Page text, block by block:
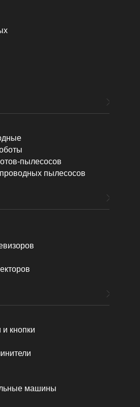
пылесосов
пылесосов
кнопки
машины